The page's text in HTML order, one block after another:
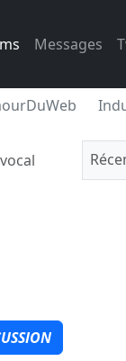
Messages